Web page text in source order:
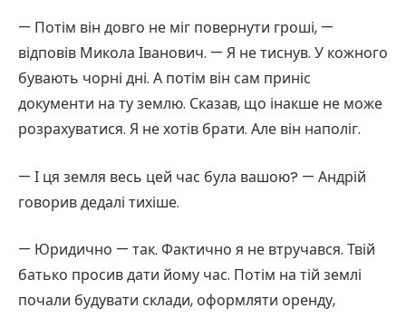
— Потім він довго не міг повернути гроші, —
відповів Микола Іванович. — Я не тиснув. У кожного
бувають чорні дні. А потім він сам приніс
документи на ту землю. Сказав, що інакше не може
розрахуватися. Я не хотів брати. Але він наполіг.
— І ця земля весь цей час була вашою? — Андрій
говорив дедалі тихіше.
— Юридично — так. Фактично я не втручався. Твій
батько просив дати йому час. Потім на тій землі
почали будувати склади, оформляти оренду,